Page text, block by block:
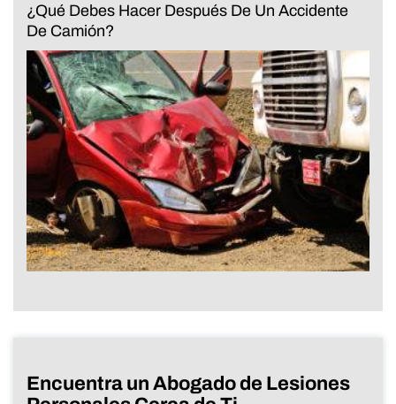
¿Qué Debes Hacer Después De Un Accidente
De Camión?
Encuentra un Abogado de Lesiones